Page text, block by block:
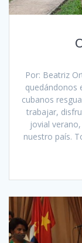
Por: Beatriz
quedándonos
cubanos
trabajar,
jovial
nuestro país.